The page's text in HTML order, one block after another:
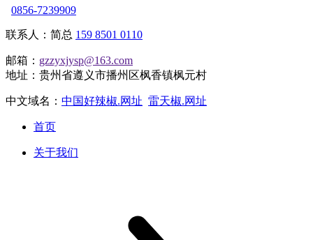
0856-7239909
联系人：简总 159 8501 0110
邮箱： gzzyxjysp@163.com
地址：贵州省遵义市播州区枫香镇枫元村
中文域名： 中国好辣椒.网址 雷天椒.网址
首页
关于我们